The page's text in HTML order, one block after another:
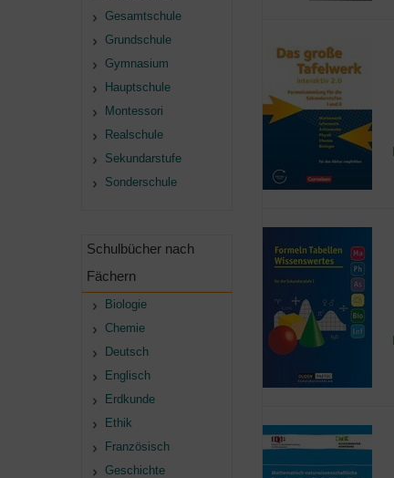
Gesamtschule
Grundschule
Gymnasium
Hauptschule
Montessori
Realschule
Sekundarstufe
Sonderschule
Schulbücher nach
Fächern
Biologie
Chemie
Deutsch
Englisch
Erdkunde
Ethik
Französisch
Geschichte